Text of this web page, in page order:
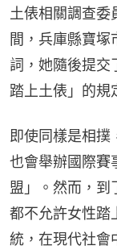
土俵相關調查委
間，兵庫縣寶
詞，她隨後提交
踏上土俵」的規
即使同樣是相撲
也會舉辦國際賽
盟」。然而，到
都不允許女性踏
統，在現代社會